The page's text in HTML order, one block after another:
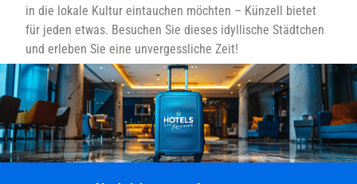
in die lokale Kultur eintauchen möchten – Künzell bietet
für jeden etwas. Besuchen Sie dieses idyllische Städtchen
und erleben Sie eine unvergessliche Zeit!